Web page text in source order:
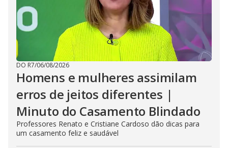
DO R7/06/08/2026
Homens e mulheres assimilam
erros de jeitos diferentes |
Minuto do Casamento Blindado
Professores Renato e Cristiane Cardoso dão dicas para
um casamento feliz e saudável